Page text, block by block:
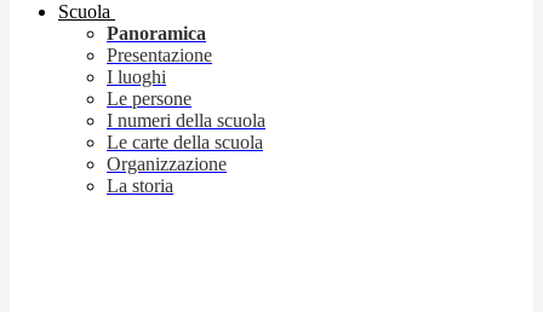
Scuola
Panoramica
Presentazione
I luoghi
Le persone
I numeri della scuola
Le carte della scuola
Organizzazione
La storia